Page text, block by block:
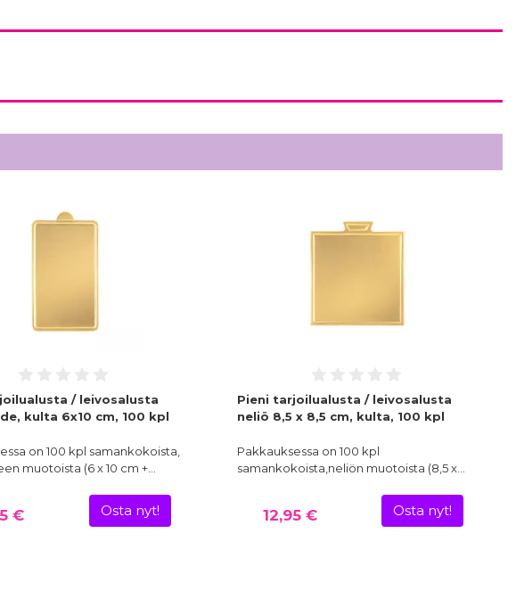
/ leivosalusta
kulta 6x10 cm, 100 kpl
on 100 kpl samankokoista,
muotoista (6 x 10 cm +…
€ Osta nyt!
Pieni tarjoilualusta / leivosalusta
neliö 8,5 x 8,5 cm, kulta, 100 kpl
Pakkauksessa on 100 kpl
samankokoista,neliön muotoista (8,5 x…
12,95 € Osta nyt!